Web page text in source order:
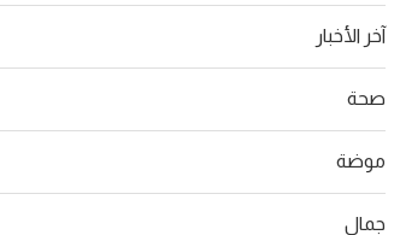
آخر الأخبار
صحة
موضة
جمال